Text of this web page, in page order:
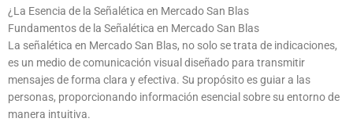
¿La Esencia de la Señalética en Mercado San Blas
Fundamentos de la Señalética en Mercado San Blas
La señalética en Mercado San Blas, no solo se trata de indicaciones,
es un medio de comunicación visual diseñado para transmitir
mensajes de forma clara y efectiva. Su propósito es guiar a las
personas, proporcionando información esencial sobre su entorno de
manera intuitiva.